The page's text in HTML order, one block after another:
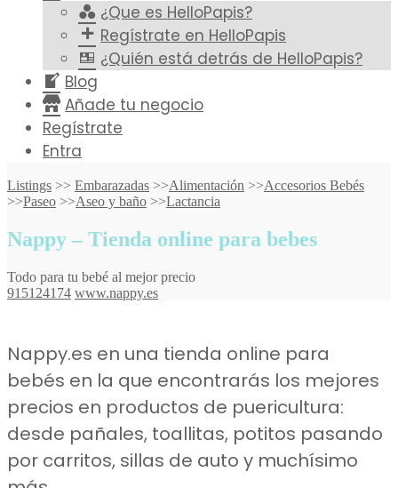
¿Que es HelloPapis?
Regístrate en HelloPapis
¿Quién está detrás de HelloPapis?
Blog
Añade tu negocio
Regístrate
Entra
Listings >> Embarazadas >>Alimentación >>Accesorios Bebés
>>Paseo >>Aseo y baño >>Lactancia
Nappy – Tienda online para bebes
Todo para tu bebé al mejor precio
915124174 www.nappy.es
Nappy.es en una tienda online para
bebés en la que encontrarás los mejores
precios en productos de puericultura:
desde pañales, toallitas, potitos pasando
por carritos, sillas de auto y muchísimo